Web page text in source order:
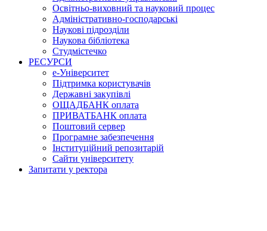
Освітньо-виховний та науковий процес
Адміністративно-господарські
Наукові підрозділи
Наукова бібліотека
Студмістечко
РЕСУРСИ
е-Університет
Підтримка користувачів
Державні закупівлі
ОЩАДБАНК оплата
ПРИВАТБАНК оплата
Поштовий сервер
Програмне забезпечення
Інституційний репозитарій
Сайти університету
Запитати у ректора